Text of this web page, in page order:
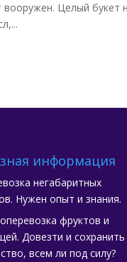
Целый букет
информация
негабаритных
Нужен опыт и знания.
фруктов и
Довезти и сохранить
всем ли под силу?